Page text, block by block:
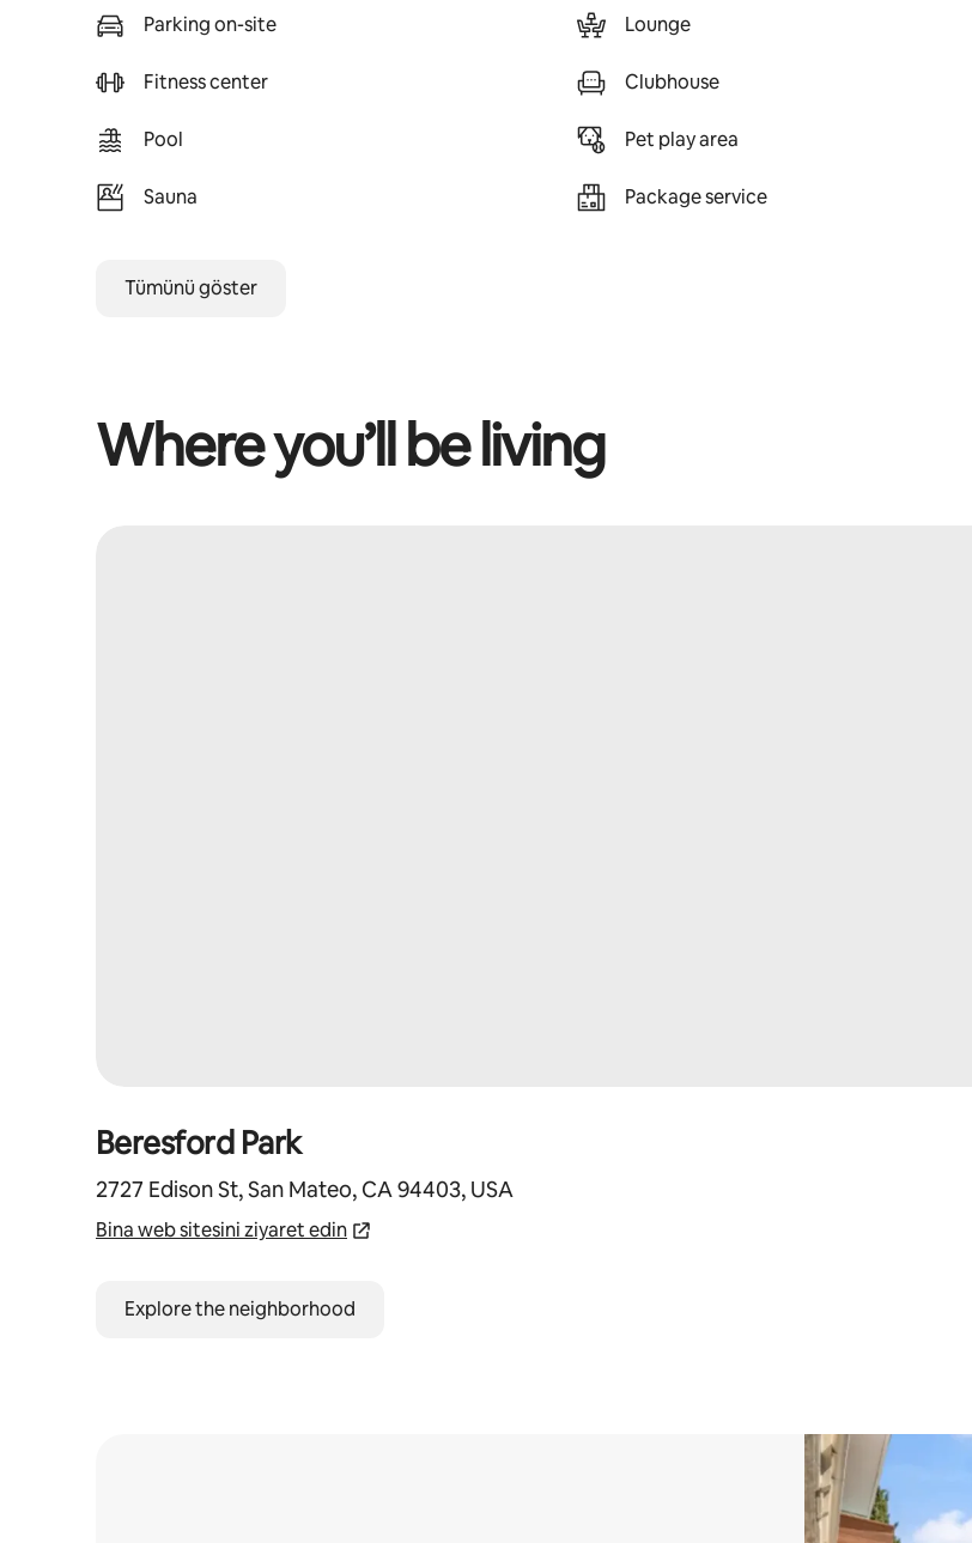
Parking on-site
Fitness center
Pool
Sauna
Lounge
Clubhouse
Pet play area
Package service
Tümünü göster
Where you’ll be living
Beresford Park
2727 Edison St, San Mateo, CA 94403, USA
Bina web sitesini ziyaret edin
Explore the neighborhood